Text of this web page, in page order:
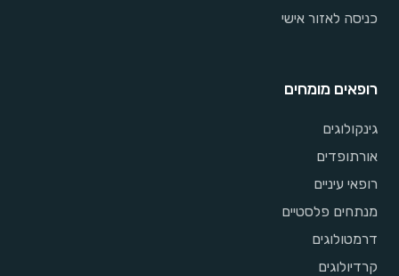
כניסה לאזור אישי
רופאים מומחים
גינקולוגים
אורתופדים
רופאי עיניים
מנתחים פלסטיים
דרמטולוגים
קרדיולוגים